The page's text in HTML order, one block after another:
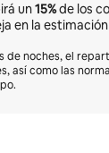
un15%de los
en la
de noches, el
así como las